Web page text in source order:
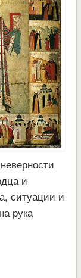
и
ситуации и
рука